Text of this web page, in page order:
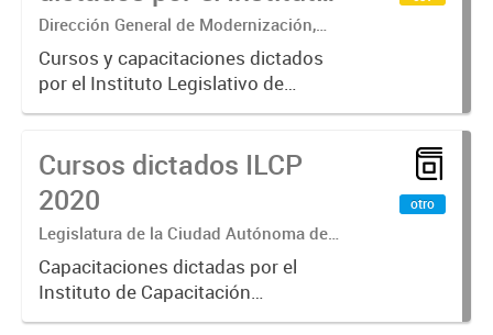
Legislativo de
Capacitación
Permanente (ILCP)
Dirección General de Modernización,
Sustentabilidad y Fortalecimiento
Institucional
Cursos y capacitaciones dictados
por el Instituto Legislativo de
Capacitación Permanente (ILCP).
el área temática, la cantidad de
horas y el número de
participantes...
Cursos dictados ILCP
2020
Legislatura de la Ciudad Autónoma de
Buenos Aires
Capacitaciones dictadas por el
Instituto de Capacitación
Permanente (ILCP) durante el año
otro